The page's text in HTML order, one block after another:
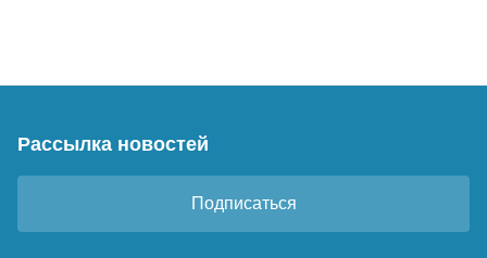
Рассылка новостей
Подписаться